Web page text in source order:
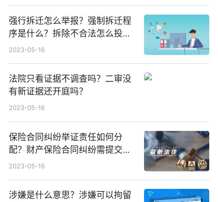
强行拆迁怎么举报？强制拆迁程
序是什么？拆除不合法怎么投
诉？
2023-05-16
法院只看证据不调查吗？二审没
有新证据还开庭吗？
2023-05-16
保险合同纠纷举证责任如何分
配？财产保险合同纠纷需提交哪
些证据？
2023-05-16
涉嫌是什么意思？涉嫌可以拘留